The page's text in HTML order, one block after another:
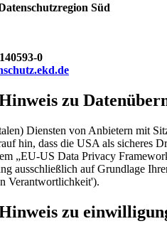
Süd
0
zu
Diensten von Anbietern mit
hin, dass die USA als sicheres
„EU-US Data Privacy
ausschließlich auf Grundlage
Verantwortlichkeit').
zu